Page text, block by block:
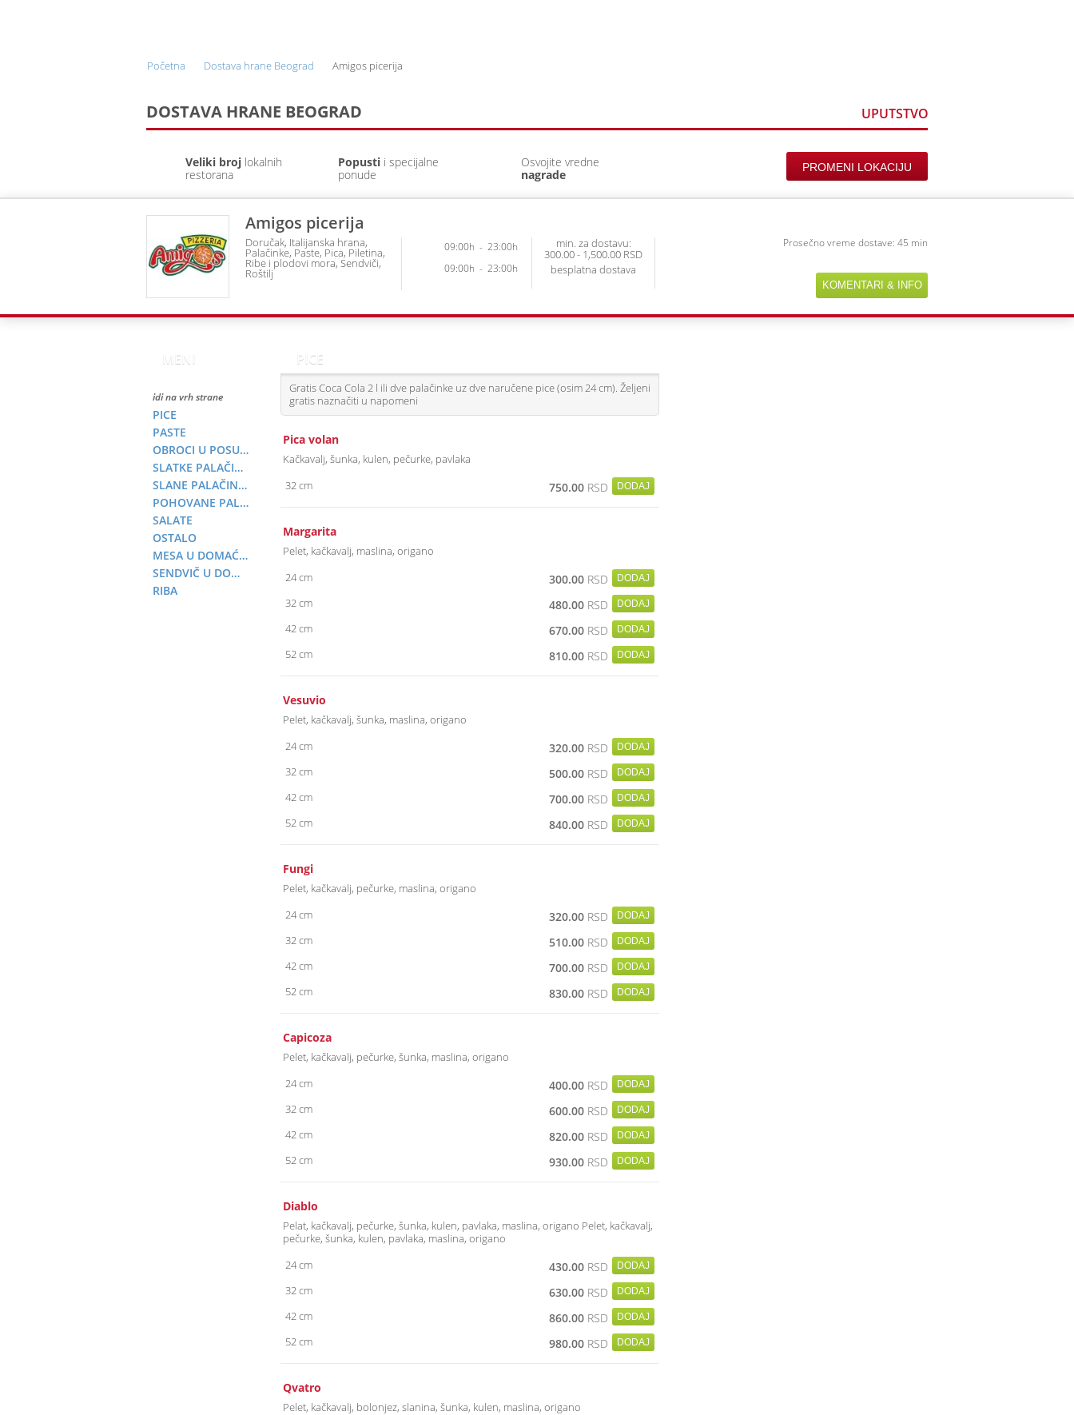
Početna Dostava hrane Beograd Amigos picerija
DOSTAVA HRANE BEOGRAD
PROMENI LOKACIJU
Veliki broj lokalnih
restorana
Popustii specijalne
ponude
Osvojite vredne
nagrade
Amigos picerija
Doručak Italijanska hrana
Palačinke Paste Pica Piletina
Ribe i plodovi mora Sendviči
Roštilj
09:00h - 23:00h
09:00h - 23:00h
min. za dostavu:
300.00 - 1,500.00 RSD
besplatna dostava
KOMENTARI & INFO
Prosečno vreme dostave: 45 min
MENI
idi na vrh strane
PICE
PASTE
OBROCI U POSUDI
SLATKE PALAČINKE
SLANE PALAČINKE
POHOVANE PALAČINKE
SALATE
OSTALO
MESA U DOMAĆOJ LEPINJI
SENDVIČ U DOMAĆOJ LEPINJI
RIBA
PICE
Gratis Coca Cola 2 l ili dve palačinke uz dve naručene pice (osim 24 cm). Željeni
gratis naznačiti u napomeni
Pica volan
Kačkavalj, šunka, kulen, pečurke, pavlaka
32 cm
750.00 RSD
Margarita
Pelet, kačkavalj, maslina, origano
24 cm
300.00 RSD
32 cm 480.00 RSD
42 cm 670.00 RSD
52 cm 810.00 RSD
Vesuvio
Pelet, kačkavalj, šunka, maslina, origano
24 cm
320.00 RSD
32 cm 500.00 RSD
42 cm 700.00 RSD
52 cm 840.00 RSD
Fungi
Pelet, kačkavalj, pečurke, maslina, origano
24 cm
320.00 RSD
32 cm 510.00 RSD
42 cm 700.00 RSD
52 cm 830.00 RSD
Capicoza
Pelet, kačkavalj, pečurke, šunka, maslina, origano
24 cm
400.00 RSD
32 cm 600.00 RSD
42 cm 820.00 RSD
52 cm 930.00 RSD
Diablo
Pelat, kačkavalj, pečurke, šunka, kulen, pavlaka, maslina, origano Pelet, kačkavalj,
pečurke, šunka, kulen, pavlaka, maslina, origano
24 cm
430.00 RSD
32 cm 630.00 RSD
42 cm 860.00 RSD
52 cm 980.00 RSD
Qvatro
Pelet, kačkavalj, bolonjez, slanina, šunka, kulen, maslina, origano
UPUTSTVO